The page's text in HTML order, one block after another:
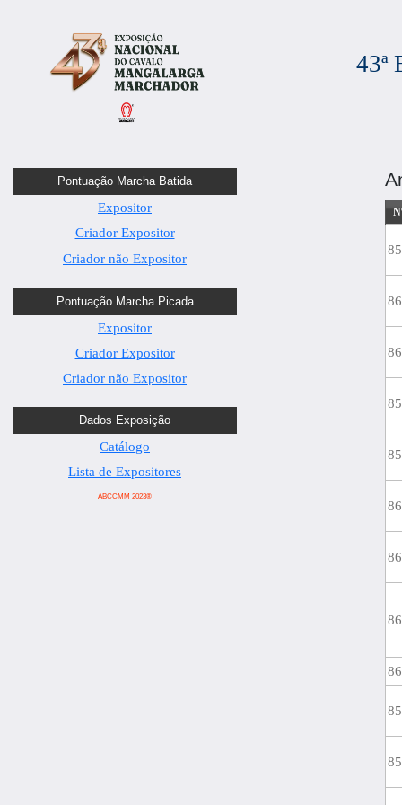
43ª
Pontuação Marcha Batida
Expositor
Criador Expositor
Criador não Expositor
Pontuação Marcha Picada
Expositor
Criador Expositor
Criador não Expositor
Dados Exposição
Catálogo
Lista de Expositores
ABCCMM 2023®